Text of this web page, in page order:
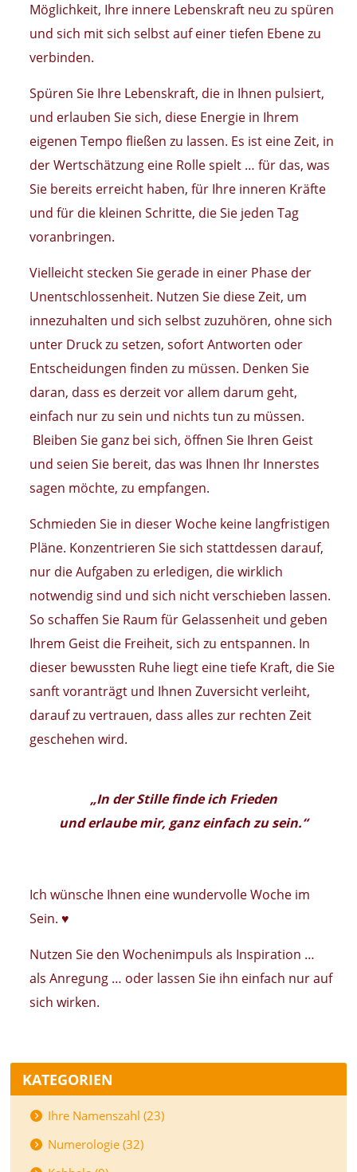
Möglichkeit, Ihre innere Lebenskraft neu zu spüren
und sich mit sich selbst auf einer tiefen Ebene zu
verbinden.
Spüren Sie Ihre Lebenskraft, die in Ihnen pulsiert,
und erlauben Sie sich, diese Energie in Ihrem
eigenen Tempo fließen zu lassen. Es ist eine Zeit, in
der Wertschätzung eine Rolle spielt … für das, was
Sie bereits erreicht haben, für Ihre inneren Kräfte
und für die kleinen Schritte, die Sie jeden Tag
voranbringen.
Vielleicht stecken Sie gerade in einer Phase der
Unentschlossenheit. Nutzen Sie diese Zeit, um
innezuhalten und sich selbst zuzuhören, ohne sich
unter Druck zu setzen, sofort Antworten oder
Entscheidungen finden zu müssen. Denken Sie
daran, dass es derzeit vor allem darum geht,
einfach nur zu sein und nichts tun zu müssen.
Bleiben Sie ganz bei sich, öffnen Sie Ihren Geist
und seien Sie bereit, das was Ihnen Ihr Innerstes
sagen möchte, zu empfangen.
Schmieden Sie in dieser Woche keine langfristigen
Pläne. Konzentrieren Sie sich stattdessen darauf,
nur die Aufgaben zu erledigen, die wirklich
notwendig sind und sich nicht verschieben lassen.
So schaffen Sie Raum für Gelassenheit und geben
Ihrem Geist die Freiheit, sich zu entspannen. In
dieser bewussten Ruhe liegt eine tiefe Kraft, die Sie
sanft voranträgt und Ihnen Zuversicht verleiht,
darauf zu vertrauen, dass alles zur rechten Zeit
geschehen wird.
„In der Stille finde ich Frieden
und erlaube mir, ganz einfach zu sein.“
Ich wünsche Ihnen eine wundervolle Woche im
Sein. ♥
Nutzen Sie den Wochenimpuls als Inspiration …
als Anregung … oder lassen Sie ihn einfach nur auf
sich wirken.
KATEGORIEN
Ihre Namenszahl (23)
Numerologie (32)